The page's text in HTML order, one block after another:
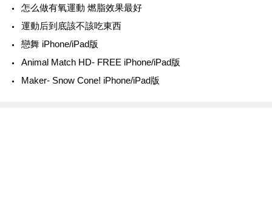
怎么做有氧運動 燃脂效果最好
運動后到底該不該吃東西
戀舞 iPhone/iPad版
Animal Match HD- FREE iPhone/iPad版
Maker- Snow Cone! iPhone/iPad版